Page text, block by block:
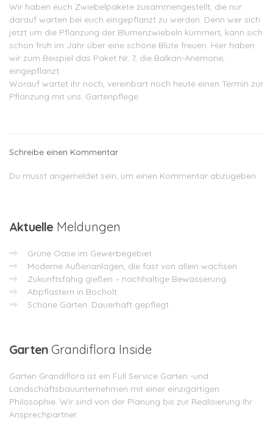
Wir haben euch Zwiebelpakete zusammengestellt, die nur
darauf warten bei euch eingepflanzt zu werden. Denn wer sich
jetzt um die Pflanzung der Blumenzwiebeln kümmert, kann sich
schon früh im Jahr über eine schöne Blüte freuen. Hier haben
wir zum Beispiel das Paket Nr. 7, die Balkan-Anemone,
eingepflanzt.
Worauf wartet ihr noch, vereinbart noch heute einen Termin zur
Pflanzung mit uns: Gartenpflege
Schreibe einen Kommentar
Du musst angemeldet sein, um einen Kommentar abzugeben.
Aktuelle Meldungen
Grüne Oase im Gewerbegebiet
Moderne Außenanlagen, die fast von allein wachsen
Zukunftsfähig gießen – nachhaltige Bewässerung
Abpflastern in Bocholt:
Schöne Gärten. Dauerhaft gepflegt.
Garten Grandiflora Inside
Garten Grandiflora ist ein Full Service Garten -und
Landschaftsbauunternehmen mit einer einzigartigen
Philosophie. Wir sind von der Planung bis zur Realisierung Ihr
Ansprechpartner.